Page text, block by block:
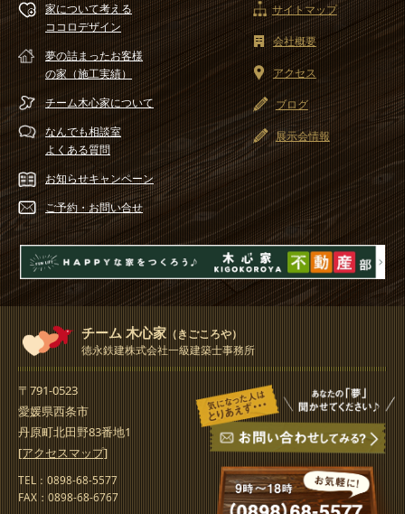
家について考える
ココロデザイン
夢の詰まったお客様
の家（施工実績）
チーム木心家について
なんでも相談室
よくある質問
お知らせキャンペーン
ご予約・ お問い合せ
サイトマップ
会社概要
アクセス
ブログ
展示会情報
チーム 木心家 （きごころや）
徳永鉄建株式会社一級建築士事務所
〒791-0523
愛媛県西条市
丹原町北田野83番地1
[アクセスマップ]
TEL：0898-68-5577
FAX：0898-68-6767